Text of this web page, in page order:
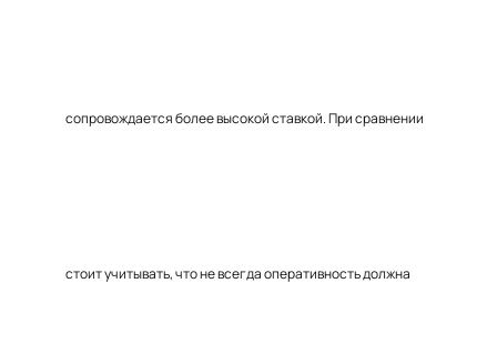
сопровождается более высокой ставкой. При сравнении
стоит учитывать, что не всегда оперативность должна